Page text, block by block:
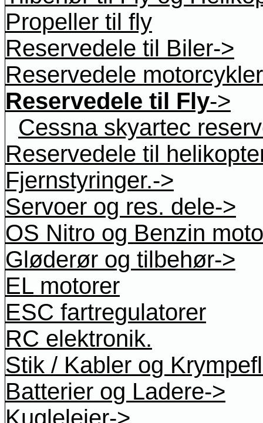
Propeller til fly
Reservedele til Biler->
Reservedele
Reservedele til Fly->
Cessna skyartec
Reservedele til
Fjernstyringer.->
Servoer og res. dele->
OS Nitro og Benzin
Gløderør og tilbehør->
EL motorer
ESC fartregulatorer
RC elektronik.
Stik / Kabler og
Batterier og Ladere->
Kuglelejer->